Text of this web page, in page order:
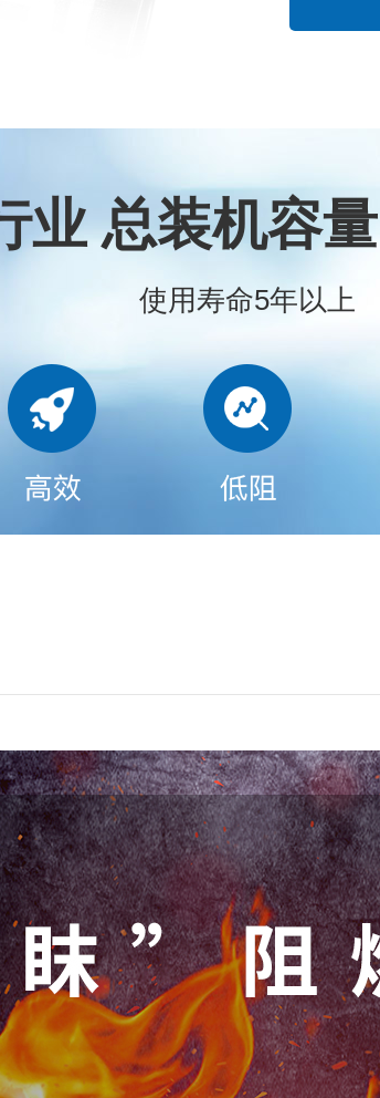
业 总装机容量
使用寿命5年以上